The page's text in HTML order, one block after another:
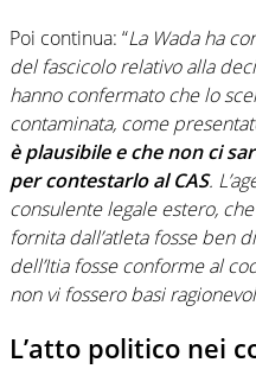
Poi continua: “La Wada ha
del fascicolo relativo alla
hanno confermato che lo
contaminata, come
è plausibile e che non ci
per contestarlo al CAS.
consulente legale estero,
fornita dall’atleta fosse ben
dell’Itia fosse conforme al
non vi fossero basi
L’atto politico nei